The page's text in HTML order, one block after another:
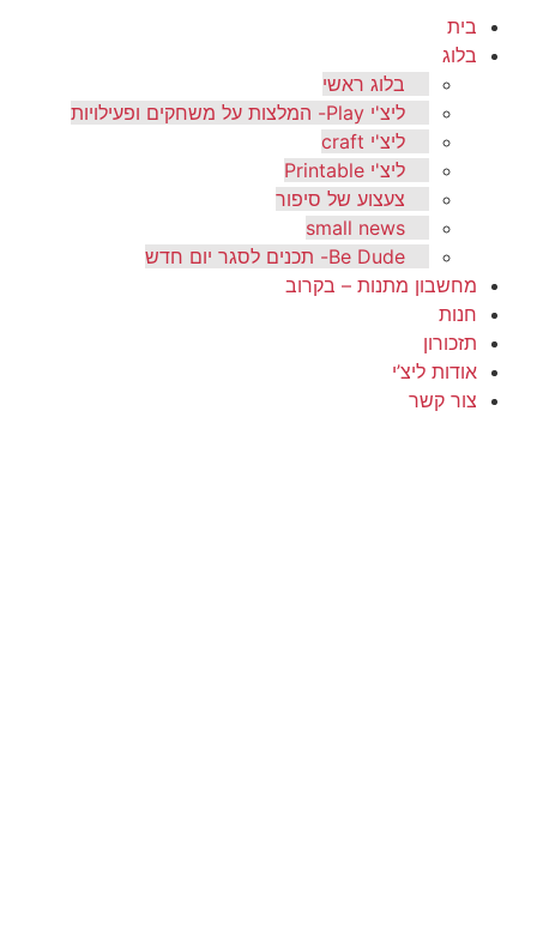
בית
בלוג
בלוג ראשי
ליצ'י Play- המלצות על משחקים ופעילויות
ליצ'י craft
ליצ'י Printable
צעצוע של סיפור
small news
Be Dude- תכנים לסגר יום חדש
מחשבון מתנות – בקרוב
חנות
תזכורון
אודות ליצ’י
צור קשר